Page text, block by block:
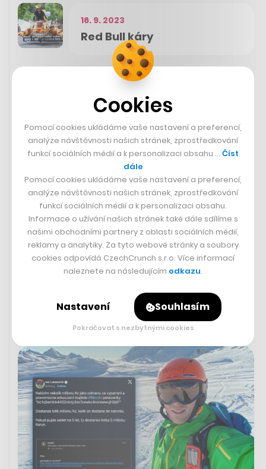
16. 9. 2023
Red Bull káry
„Jdeme na cígo a na pivko, kde
poměry ve firmě rozebereme. Ale
v práci nikdo na plnou hubu
neřekne, že je něco špatně. Prostě
tu chybí odvaha se nebát říct
svůj názor.“
- Miloš Endrle, zakladatel herního studia Geewa
Čtěte dále
30. 7. 2023 06:19
Cookies
Pomocí cookies ukládáme vaše nastavení a preferencí,
analýze návštěvnosti našich stránek, zprostředkování
funkcí sociálních médií a k personalizaci obsahu … Číst
dále
Pomocí cookies ukládáme vaše nastavení a preferencí,
analýze návštěvnosti našich stránek, zprostředkování
funkcí sociálních médií a k personalizaci obsahu.
Informace o užívání našich stránek také dále sdílíme s
našimi obchodními partnery z oblasti sociálních médií,
reklamy a analytiky. Za tyto webové stránky a soubory
cookies odpovídá CzechCrunch s.r.o. Více informací
naleznete na následujícím odkazu.
Nastavení Souhlasím
Pokračovat s nezbytnými cookies